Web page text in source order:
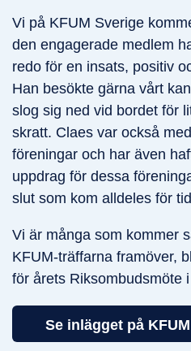
Vi på KFUM Sverige
den engagerade medlem
redo för en insats, positiv
Han besökte gärna vårt
slog sig ned vid bordet för
skratt. Claes var också
föreningar och har även
uppdrag för dessa
slut som kom alldeles för
Vi är många som kommer
KFUM-träffarna framöver,
för årets Riksombudsmöte
Se inlägget på